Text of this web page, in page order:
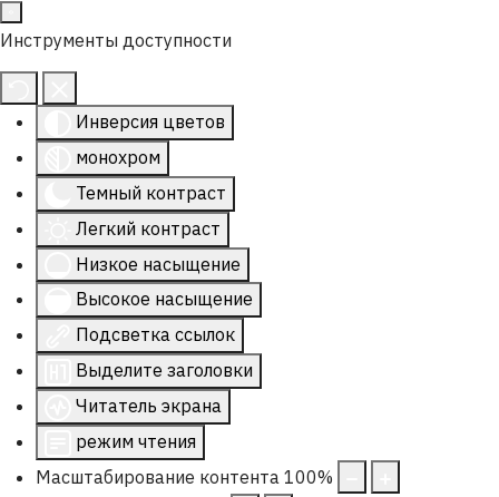
Инструменты доступности
Инверсия цветов
монохром
Темный контраст
Легкий контраст
Низкое насыщение
Высокое насыщение
Подсветка ссылок
Выделите заголовки
Читатель экрана
режим чтения
Масштабирование контента 100%